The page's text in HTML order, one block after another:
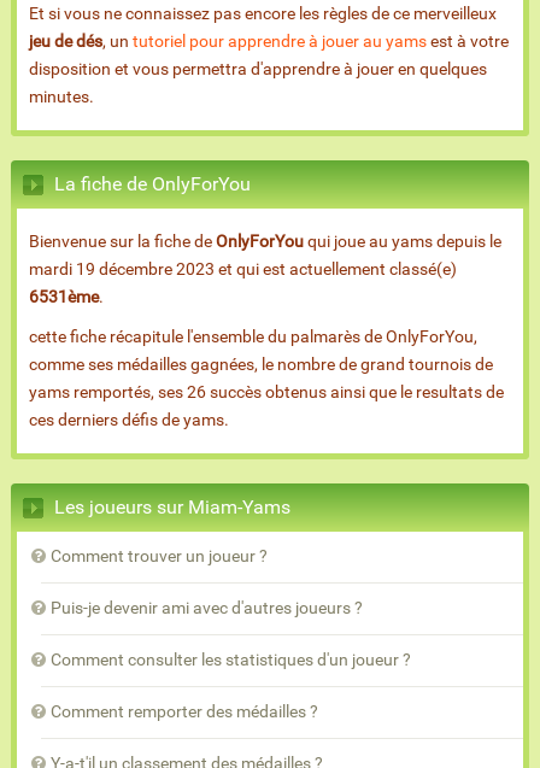
Et si vous ne connaissez pas encore les règles de ce merveilleux
jeu de dés, un tutoriel pour apprendre à jouer au yamsest à votre
disposition et vous permettra d'apprendre à jouer en quelques
minutes.
La fiche de OnlyForYou
Bienvenue sur la fiche deOnlyForYouqui joue au yams depuis le
mardi 19 décembre 2023 et qui est actuellement classé(e)
6531ème.
cette fiche récapitule l'ensemble du palmarès de OnlyForYou,
comme ses médailles gagnées, le nombre de grand tournois de
yams remportés, ses 26 succès obtenus ainsi que le resultats de
ces derniers défis de yams.
Les joueurs sur Miam-Yams
Comment trouver un joueur ?
Puis-je devenir ami avec d'autres joueurs ?
Comment consulter les statistiques d'un joueur ?
Comment remporter des médailles ?
Y-a-t'il un classement des médailles ?